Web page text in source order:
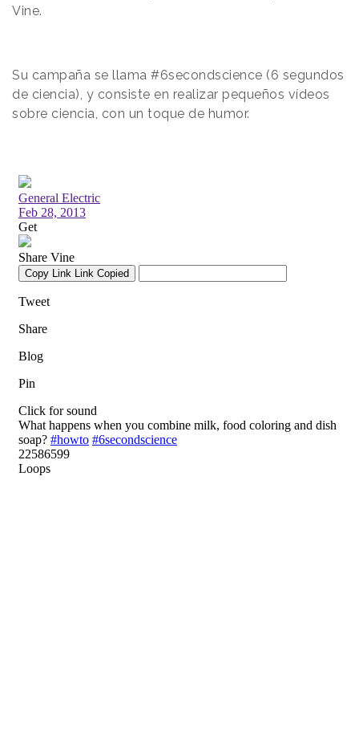
Vine.
Su campaña se llama #6secondscience (6 segundos
de ciencia), y consiste en realizar pequeños vídeos
sobre ciencia, con un toque de humor.